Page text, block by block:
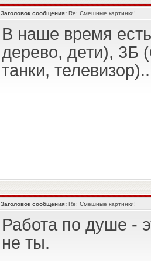
Заголовок сообщения: Re: Смешные картинки!
В наше время
дерево, дети), 3Б
танки,
Заголовок сообщения: Re: Смешные картинки!
Работа по душе -
не ты.